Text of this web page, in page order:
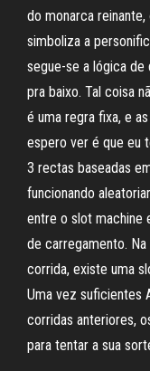
do monarca
simboliza a
segue-se a lógica
pra baixo. Tal coisa
é uma regra fixa, e
espero ver é que eu
3 rectas baseadas
funcionando
entre o slot machine
de carregamento.
corrida, existe uma
Uma vez suficientes
corridas anteriores,
para tentar a sua